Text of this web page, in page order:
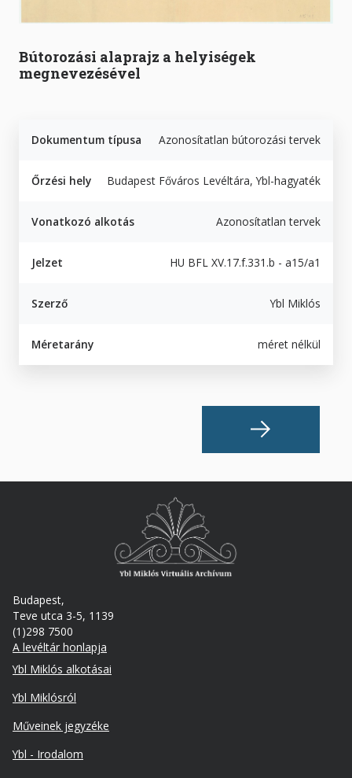
Bútorozási alaprajz a helyiségek
megnevezésével
Dokumentum típusa Azonosítatlan bútorozási tervek
Őrzési hely Budapest Főváros Levéltára, Ybl-hagyaték
Vonatkozó alkotás Azonosítatlan tervek
Jelzet HU BFL XV.17.f.331.b - a15/a1
Szerző Ybl Miklós
Méretarány méret nélkül
Budapest,
Teve utca 3-5, 1139
(1)298 7500
A levéltár honlapja
Footer
Ybl Miklós alkotásai
Ybl Miklósról
Műveinek jegyzéke
Ybl - Irodalom